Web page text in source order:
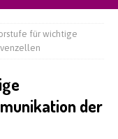
für wichtige
der